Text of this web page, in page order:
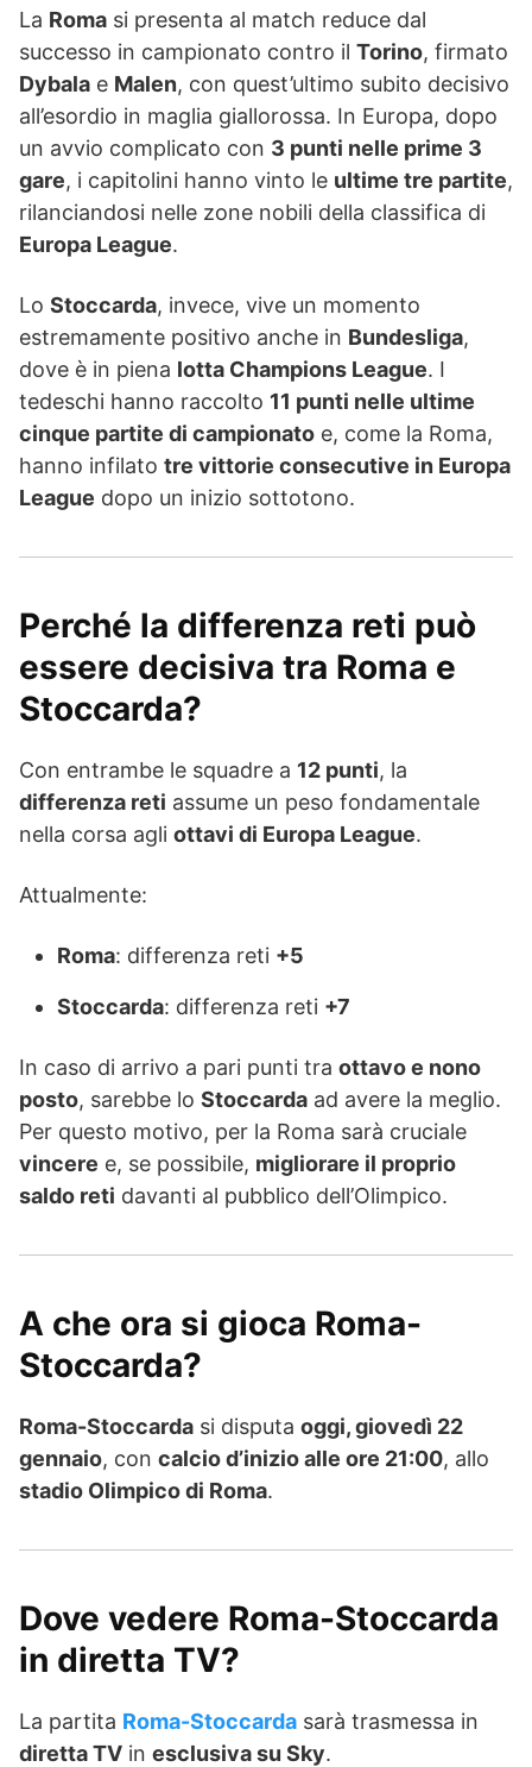
La Roma si presenta al match reduce dal
successo in campionato contro il Torino, firmato
Dybala e Malen, con quest’ultimo subito decisivo
all’esordio in maglia giallorossa. In Europa, dopo
un avvio complicato con 3 punti nelle prime 3
gare, i capitolini hanno vinto le ultime tre partite,
rilanciandosi nelle zone nobili della classifica di
Europa League.
Lo Stoccarda, invece, vive un momento
estremamente positivo anche in Bundesliga,
dove è in piena lotta Champions League. I
tedeschi hanno raccolto 11 punti nelle ultime
cinque partite di campionato e, come la Roma,
hanno infilato tre vittorie consecutive in Europa
League dopo un inizio sottotono.
Perché la differenza reti può
essere decisiva tra Roma e
Stoccarda?
Con entrambe le squadre a 12 punti, la
differenza reti assume un peso fondamentale
nella corsa agli ottavi di Europa League.
Attualmente:
Roma: differenza reti +5
Stoccarda: differenza reti +7
In caso di arrivo a pari punti tra ottavo e nono
posto, sarebbe lo Stoccarda ad avere la meglio.
Per questo motivo, per la Roma sarà cruciale
vincere e, se possibile, migliorare il proprio
saldo reti davanti al pubblico dell’Olimpico.
A che ora si gioca Roma-
Stoccarda?
Roma-Stoccarda si disputa oggi, giovedì 22
gennaio, con calcio d’inizio alle ore 21:00, allo
stadio Olimpico di Roma.
Dove vedere Roma-Stoccarda
in diretta TV?
La partita Roma-Stoccarda sarà trasmessa in
diretta TV in esclusiva su Sky.